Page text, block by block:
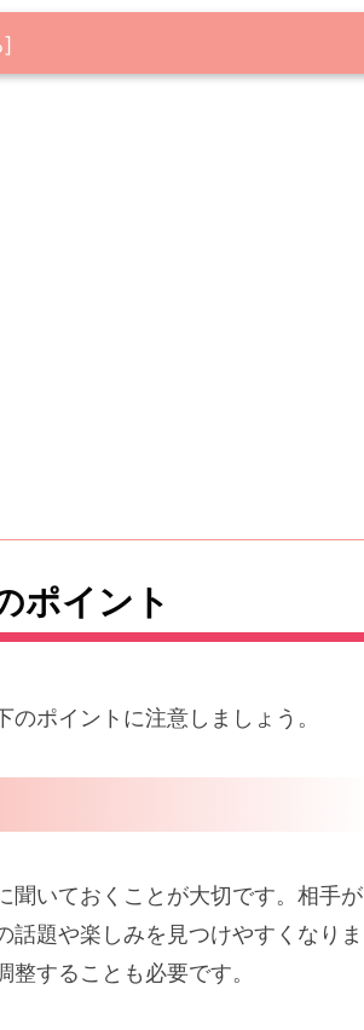
ポイント
ポイントに注意しましょう。
聞いておくことが大切です。相手が
題や楽しみを見つけやすくなりま
することも必要です。